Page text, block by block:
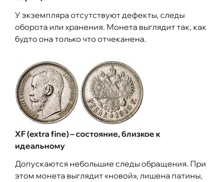
У экземпляра отсутствуют дефекты, следы
оборота или хранения. Монета выглядит так, как
будто она только что отчеканена.
XF (extra fine) – состояние, близкое к
идеальному
Допускаются небольшие следы обращения. При
этом монета выглядит «новой», лишена патины,